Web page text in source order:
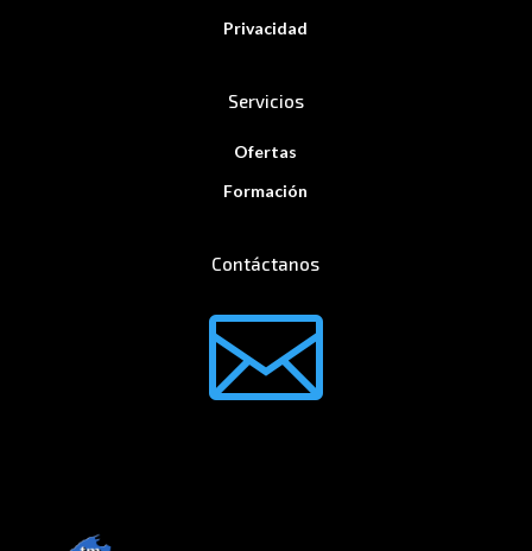
Privacidad
Servicios
Ofertas
Formación
Contáctanos
